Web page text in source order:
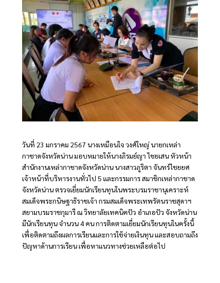
วันที่ 23 มกราคม 2567 นางเหมือนใจ วงศ์ใหญ่ นายกเหล่า
กาชาดจังหวัดน่าน มอบหมายให้นางภิรมย์ญา ไชยเสน หัวหน้า
สำนักงานเหล่ากาชาดจังหวัดน่าน นางสาวภูริตา จันทร์ไชยยศ
เจ้าหน้าที่บริหารงานทั่วไป 5 และกรรมการ สมาชิกเหล่ากาชาด
จังหวัดน่าน ตรวจเยี่ยมนักเรียนทุนในพระบรมราชานุเคราะห์
สมเด็จพระกนิษฐาธิราชเจ้า กรมสมเด็จพระเทพรัตนราชสุดาฯ
สยามบรมราชกุมารี ณ วิทยาลัยเทคนิคปัว อำเภอปัว จังหวัดน่าน
มีนักเรียนทุน จำนวน 4 คน การติดตามเยี่ยมนักเรียนทุนในครั้งนี้
เพื่อติดตามถึงผลการเรียนและการใช้จ่ายเงินทุน และสอบถามถึง
ปัญหาด้านการเรียน เพื่อหาแนวทางช่วยเหลือต่อไป